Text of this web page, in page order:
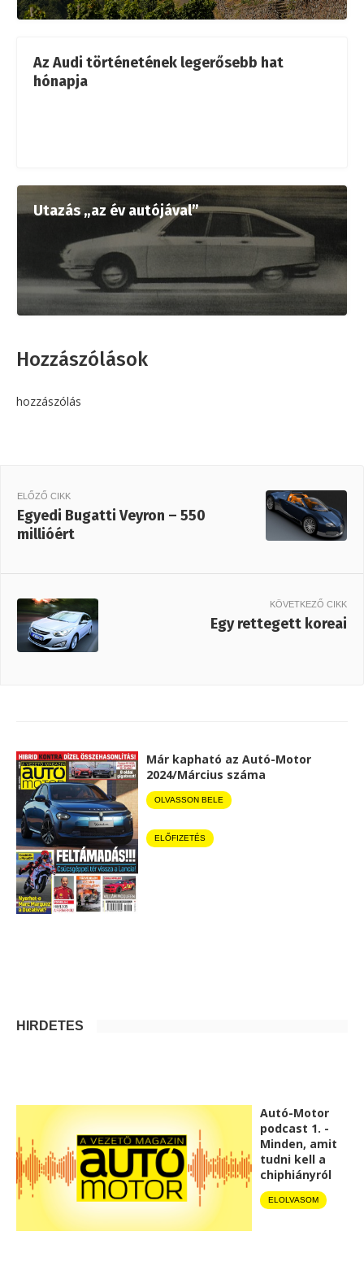
Az Audi történetének legerősebb hat
hónapja
Utazás „az év autójával”
Hozzászólások
hozzászólás
ELŐZŐ CIKK
Egyedi Bugatti Veyron – 550
millióért
KÖVETKEZŐ CIKK
Egy rettegett koreai
Már kapható az Autó-Motor
2024/Március száma
OLVASSON BELE
ELŐFIZETÉS
HIRDETÉS
Autó-Motor
podcast 1. -
Minden, amit
tudni kell a
chiphiányról
ELOLVASOM